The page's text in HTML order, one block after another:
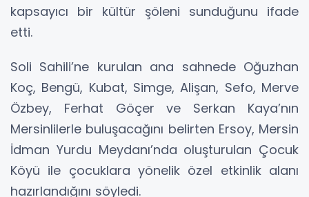
kapsayıcı bir kültür şöleni sunduğunu ifade
etti.
Soli Sahili’ne kurulan ana sahnede Oğuzhan
Koç, Bengü, Kubat, Simge, Alişan, Sefo, Merve
Özbey, Ferhat Göçer ve Serkan Kaya’nın
Mersinlilerle buluşacağını belirten Ersoy, Mersin
İdman Yurdu Meydanı’nda oluşturulan Çocuk
Köyü ile çocuklara yönelik özel etkinlik alanı
hazırlandığını söyledi.